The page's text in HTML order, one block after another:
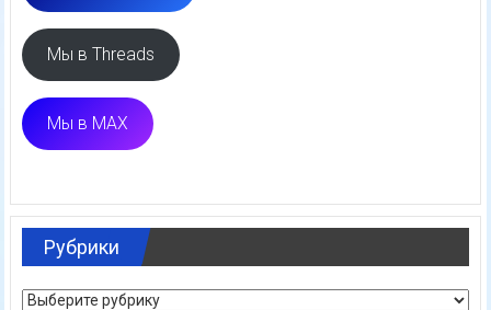
Мы в Threads
Мы в MAX
Рубрики
Рубрики